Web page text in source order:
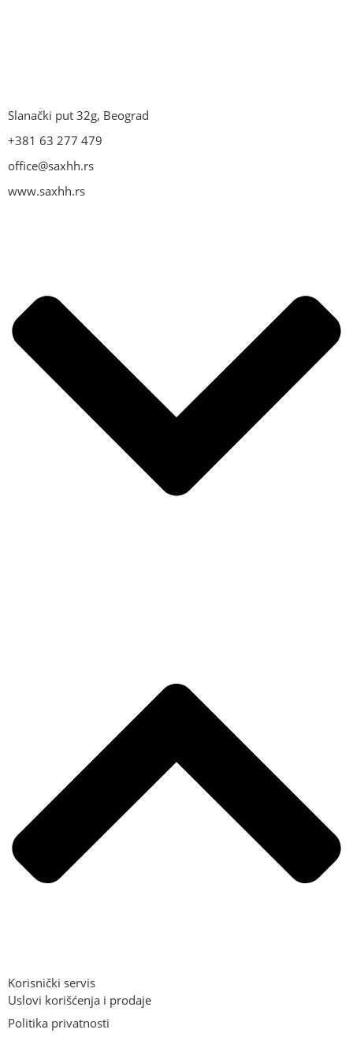
Slanački put 32g, Beograd
+381 63 277 479
office@saxhh.rs
www.saxhh.rs
Korisnički servis
Uslovi korišćenja i prodaje
Politika privatnosti